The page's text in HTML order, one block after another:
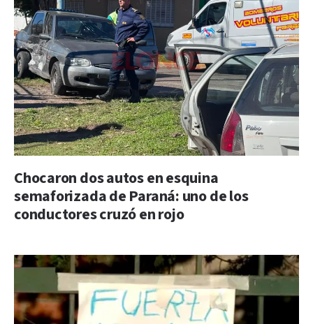
Chocaron dos autos en esquina
semaforizada de Paraná: uno de los
conductores cruzó en rojo